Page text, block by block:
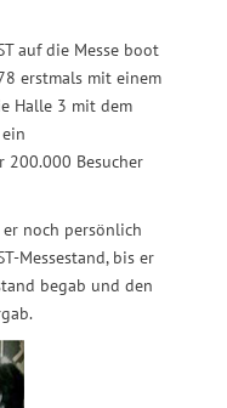
auf die Messe boot
erstmals mit einem
Halle 3 mit dem
200.000 Besucher
noch persönlich
Messestand, bis er
begab und den